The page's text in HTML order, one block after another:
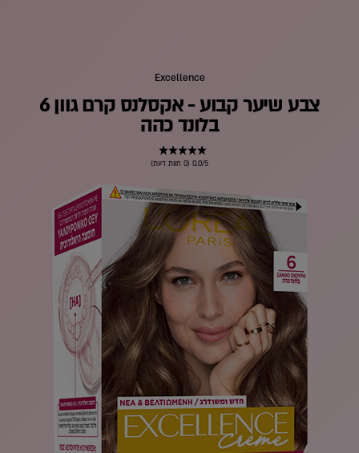
Excellence
צבע שיער קבוע - אקסלנס קרם גוון 6
בלונד כהה
0.0/5 (0 חוות דעת)